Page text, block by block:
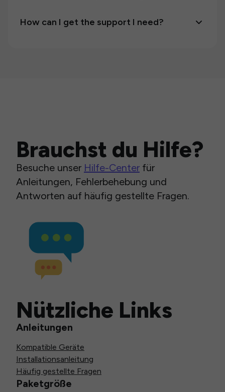
How can I get the support I need?
Brauchst du Hilfe?
Besuche unser Hilfe-Center für
Anleitungen, Fehlerbehebung und
Antworten auf häufig gestellte Fragen.
Nützliche Links
Anleitungen
Kompatible Geräte
Installationsanleitung
Häufig gestellte Fragen
Paketgröße